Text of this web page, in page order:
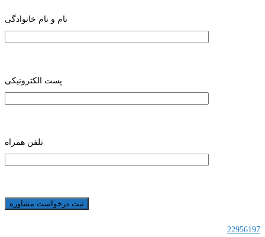
نام و نام خانوادگی
پست الکترونیکی
تلفن همراه
22956197